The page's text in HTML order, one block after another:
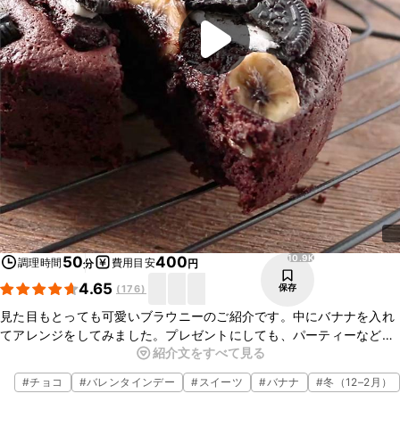
調理時間 50分 費用目安400円
4.65 (176)
10.9K
保存
見た目もとっても可愛いブラウニーのご紹介です。中にバナナを入れ
てアレンジをしてみました。プレゼントにしても、パーティーなどで
も喜ばれる事間違いなしです。クリームサンドココアクッキーを乗せ
るバランスで仕上がりが変わってくるので、バランスをみながら乗せ
てみてくださいね。とっても可愛いので是非作ってみてください。
紹介文をすべて見る
#チョコ #バレンタインデー #スイーツ #バナナ #冬（12–2月）